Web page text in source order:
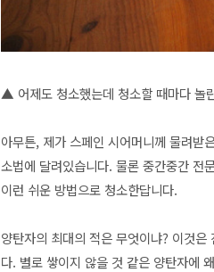
▲ 어제도 청소했는데 청소할 때마다 놀
아무튼, 제가 스페인 시어머니께 물려받
소법에 달려있습니다. 물론 중간중간 전
이런 쉬운 방법으로 청소한답니다.
양탄자의 최대의 적은 무엇이냐? 이것
다. 별로 쌓이지 않을 것 같은 양탄자에